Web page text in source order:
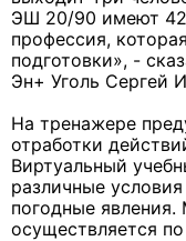
ЭШ 20/90 имеют 42
профессия,
подготовки», -
Эн+ Уголь Сергей
На тренажере
отработки
Виртуальный
различные
погодные
осуществляется